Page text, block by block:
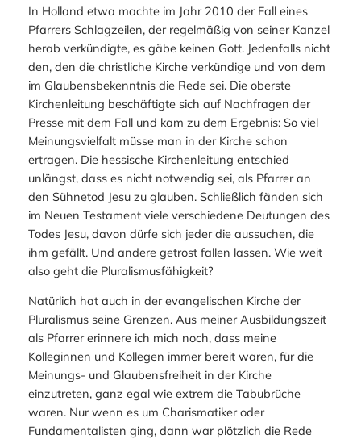
In Holland etwa machte im Jahr 2010 der Fall eines
Pfarrers Schlagzeilen, der regelmäßig von seiner Kanzel
herab verkündigte, es gäbe keinen Gott. Jedenfalls nicht
den, den die christliche Kirche verkündige und von dem
im Glaubensbekenntnis die Rede sei. Die oberste
Kirchenleitung beschäftigte sich auf Nachfragen der
Presse mit dem Fall und kam zu dem Ergebnis: So viel
Meinungsvielfalt müsse man in der Kirche schon
ertragen. Die hessische Kirchenleitung entschied
unlängst, dass es nicht notwendig sei, als Pfarrer an
den Sühnetod Jesu zu glauben. Schließlich fänden sich
im Neuen Testament viele verschiedene Deutungen des
Todes Jesu, davon dürfe sich jeder die aussuchen, die
ihm gefällt. Und andere getrost fallen lassen. Wie weit
also geht die Pluralismusfähigkeit?
Natürlich hat auch in der evangelischen Kirche der
Pluralismus seine Grenzen. Aus meiner Ausbildungszeit
als Pfarrer erinnere ich mich noch, dass meine
Kolleginnen und Kollegen immer bereit waren, für die
Meinungs- und Glaubensfreiheit in der Kirche
einzutreten, ganz egal wie extrem die Tabubrüche
waren. Nur wenn es um Charismatiker oder
Fundamentalisten ging, dann war plötzlich die Rede